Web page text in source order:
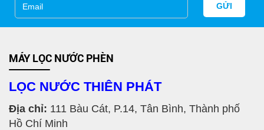
GỬI
MÁY LỌC NƯỚC PHÈN
LỌC NƯỚC THIÊN PHÁT
Địa chỉ: 111 Bàu Cát, P.14, Tân Bình, Thành phố
Hồ Chí Minh